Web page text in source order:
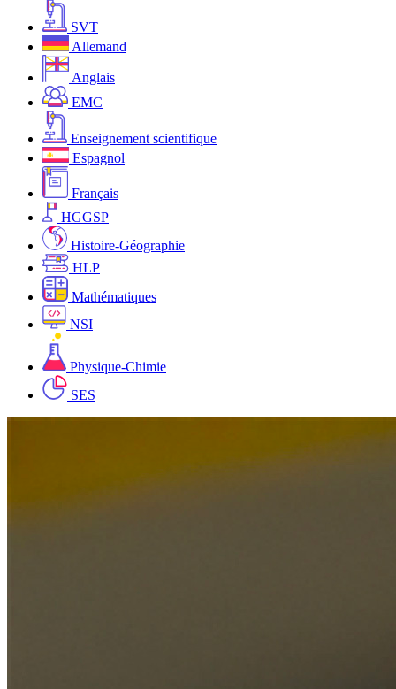
SVT
Allemand
Anglais
EMC
Enseignement scientifique
Espagnol
Français
HGGSP
Histoire-Géographie
HLP
Mathématiques
NSI
Physique-Chimie
SES